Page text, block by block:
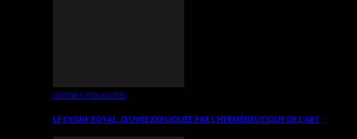
OEUVRES EXPLIQUÉES
LE CYGNE ROYAL. ŒUVRE EXPLIQUÉE PAR L’HERMÉNEUTIQUE DE L’ART